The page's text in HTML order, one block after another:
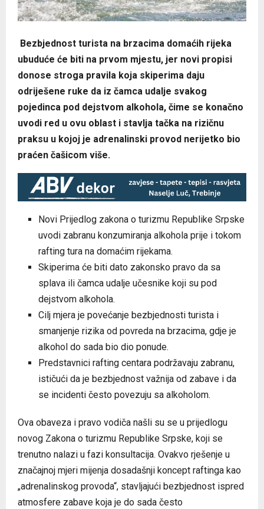
Bezbjednost turista na brzacima domaćih rijeka
ubuduće će biti na prvom mjestu, jer novi propisi
donose stroga pravila koja skiperima daju
odriješene ruke da iz čamca udalje svakog
pojedinca pod dejstvom alkohola, čime se konačno
uvodi red u ovu oblast i stavlja tačka na rizičnu
praksu u kojoj je adrenalinski provod nerijetko bio
praćen čašicom više.
Novi Prijedlog zakona o turizmu Republike Srpske
uvodi zabranu konzumiranja alkohola prije i tokom
rafting tura na domaćim rijekama.
Skiperima će biti dato zakonsko pravo da sa
splava ili čamca udalje učesnike koji su pod
dejstvom alkohola.
Cilj mjera je povećanje bezbjednosti turista i
smanjenje rizika od povreda na brzacima, gdje je
alkohol do sada bio dio ponude.
Predstavnici rafting centara podržavaju zabranu,
ističući da je bezbjednost važnija od zabave i da
se incidenti često povezuju sa alkoholom.
Ova obaveza i pravo vodiča našli su se u prijedlogu
novog Zakona o turizmu Republike Srpske, koji se
trenutno nalazi u fazi konsultacija. Ovakvo rješenje u
značajnoj mjeri mijenja dosadašnji koncept raftinga kao
„adrenalinskog provoda“, stavljajući bezbjednost ispred
atmosfere zabave koja je do sada često